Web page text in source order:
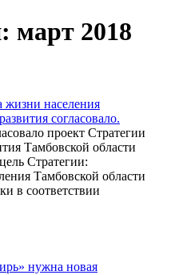
март 2018
жизни населения
согласовало.
проект Стратегии
Тамбовской области
Стратегии:
Тамбовской области
в соответствии
нужна новая